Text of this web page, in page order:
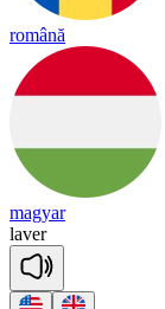
română
magyar
laver